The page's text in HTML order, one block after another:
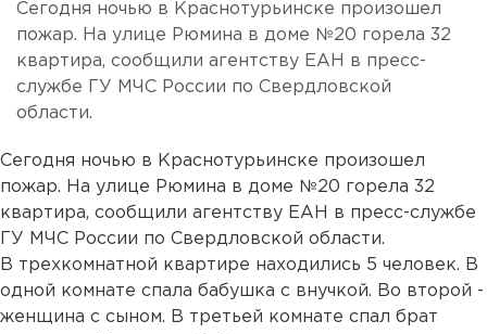
Сегодня ночью в Краснотурьинске произошел
пожар. На улице Рюмина в доме №20 горела 32
квартира, сообщили агентству ЕАН в пресс-
службе ГУ МЧС России по Свердловской
области.
Сегодня ночью в Краснотурьинске произошел
пожар. На улице Рюмина в доме №20 горела 32
квартира, сообщили агентству ЕАН в пресс-службе
ГУ МЧС России по Свердловской области.
В трехкомнатной квартире находились 5 человек. В
одной комнате спала бабушка с внучкой. Во второй -
женщина с сыном. В третьей комнате спал брат